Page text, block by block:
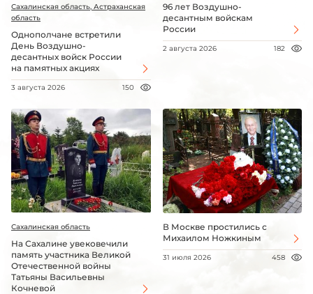
Сахалинская область, Астраханская
область
Однополчане встретили
День Воздушно-
десантных войск России
на памятных акциях
3 августа 2026 150
96 лет Воздушно-
десантным войскам
России
2 августа 2026 182
Сахалинская область
На Сахалине увековечили
память участника Великой
Отечественной войны
Татьяны Васильевны
Кочневой
В Москве простились с
Михаилом Ножкиным
31 июля 2026 458